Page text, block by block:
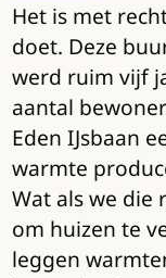
Het is met
doet. Deze
werd ruim vijf
aantal
Eden IJsbaan
warmte
Wat als we die
om huizen te
leggen